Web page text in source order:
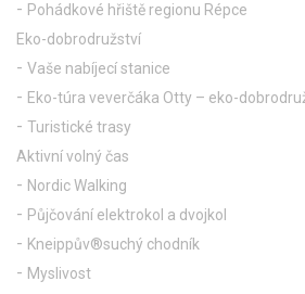
Pohádkové hřiště regionu Répce
Eko-dobrodružství
Vaše nabíjecí stanice
Eko-túra veverčáka Otty – eko-
Turistické trasy
Aktivní volný čas
Nordic Walking
Půjčování elektrokol a dvojkol
Kneippův®suchý chodník
Myslivost